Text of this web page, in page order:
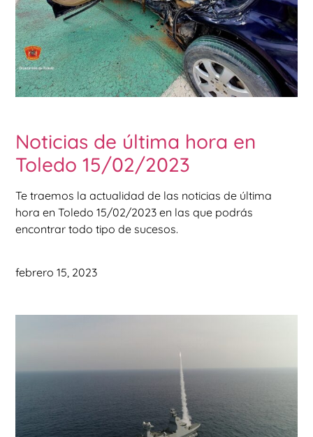
Noticias de última hora en
Toledo 15/02/2023
Te traemos la actualidad de las noticias de última
hora en Toledo 15/02/2023 en las que podrás
encontrar todo tipo de sucesos.
febrero 15, 2023